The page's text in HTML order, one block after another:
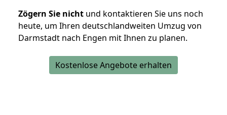
Zögern Sie nicht und kontaktieren Sie uns noch
heute, um Ihren deutschlandweiten Umzug von
Darmstadt nach Engen mit Ihnen zu planen.
Kostenlose Angebote erhalten